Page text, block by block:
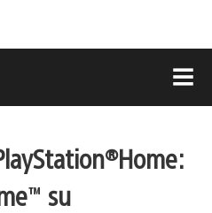
su